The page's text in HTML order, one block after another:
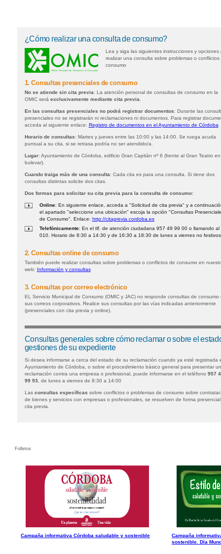
¿Cómo realizar una consulta de consumo?
Lea y siga las siguientes instrucciones y opciones
realizar una consulta sobre problemas o conflictos
consumo
1. Consultas presenciales de consumo
No se atiende sin cita previa: La atención personal de consultas de consumo en la
OMIC será exclusivamente mediante cita previa
En las consultas presenciales no podrá registrar documentos: Durante las
presenciales no se registrarán ni reclamaciones ni documentos. Para registrar
acceda al siguiente enlace: Registro de documentos en el Ayuntamiento de Córdoba
Horario de consultas: Martes y jueves entre las 10:00 y las 14:00. Se ruega acuda
puntual a su cita, si se retrasa podría no ser atendido/a.
Lugar: Ayuntamiento de Córdoba, edificio Gran Capitán nº 6 (frente al Gran Teatro
bulevar).
Cuando traiga más de una consulta: Cada cita es para una consulta. Si tiene dos
consultas distintas solicite dos citas.
Dos formas para solicitar su cita previa para la consulta de consumo:
Online: En siguiente enlace, acceda a "Solicitud de cita previa" y a
el apartado "seleccione una ubicación" escoja la opción "Consultas
de Consumo". Enlace: http://citaprevia.cordoba.es
Telefónicamente: En el tlf. de atención ciudadana 957 49 99 00 o llamando al
010. Horario de 8:30 a 14:30 y de 16:30 a 18:30 de lunes a viernes no
2. Consultas online de consumo
También puede realizar consultas sobre problemas o conflictos de consumo en
web: Información y consultas
3. Consultas por correo electrónico
EL Servicio Municipal de Consumo (OMIC y JAC) no responde consultas de consumo
sus correos corporativos. Realice sus consultas por las vías indicadas anteriormente
(presenciales con cita previa y online).
Consultas generales sobre cómo reclamar o sobre el
gestiones de su expediente
Si desea informarse a cerca del estado de su reclamación cuando ya esté registrada
Ayuntamiento de Córdoba, o sobre el procedimiento básico general para presentar
reclamación contra una empresa o profesional, puede informarse en el teléfono 957
99 93 , de lunes a viernes de 8:30 a 14:00
Las consultas específicas sobre conflictos o problemas de consumo sobre
de bienes y servicios con empresas o profesionales, se resuelven de forma
cita previa.
Folletos
Campaña informativa Córdoba saludable y sostenible
Campaña
sostenible. Día